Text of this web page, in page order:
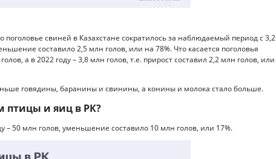
свиней в Казахстане сократилось за наблюдаемый период с 3,2
составило 2,5 млн голов, или на 78%. Что касается поголовья
а в 2022 году – 3,8 млн голов, т.е. прирост составил 2,2 млн голов, или
говядины, баранины и свинины, а конины и молока стало больше.
птицы и яиц в РК?
– 50 млн голов, уменьшение составило 10 млн голов, или 17%.